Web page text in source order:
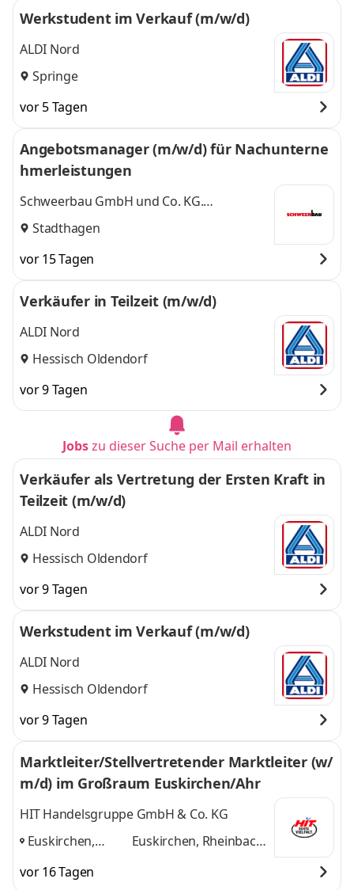
Werkstudent im Verkauf (m/w/d)
ALDI Nord
Springe
vor 5 Tagen
Angebotsmanager (m/w/d) für Nachunterne
hmerleistungen
Schweerbau GmbH und Co. KG.
Bauunternehmen
Stadthagen
vor 15 Tagen
Verkäufer in Teilzeit (m/w/d)
ALDI Nord
Hessisch Oldendorf
vor 9 Tagen
Jobszu dieser Suche per Mail erhalten
Verkäufer als Vertretung der Ersten Kraft in
Teilzeit (m/w/d)
ALDI Nord
Hessisch Oldendorf
vor 9 Tagen
Werkstudent im Verkauf (m/w/d)
ALDI Nord
Hessisch Oldendorf
vor 9 Tagen
Marktleiter/Stellvertretender Marktleiter (w/
m/d) im Großraum Euskirchen/Ahr
HIT Handelsgruppe GmbH & Co. KG
Euskirchen,
Neuenahr,
Euskirchen, Rheinbach,
vor 16 Tagen